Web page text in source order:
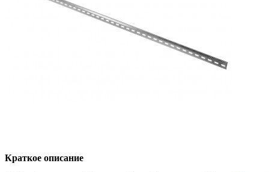
Краткое описание